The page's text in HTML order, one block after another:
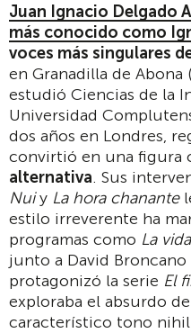
Juan Ignacio Delgado
más conocido como
voces más singulares
en Granadilla de Abona
estudió Ciencias de la
Universidad
dos años en Londres,
convirtió en una figura
alternativa. Sus
Nuiy La hora chanante
estilo irreverente ha
programas como La
junto a David
protagonizó la serie El
exploraba el absurdo
característico tono